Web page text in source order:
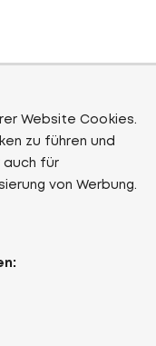
Website Cookies.
zu führen und
auch für
von Werbung.